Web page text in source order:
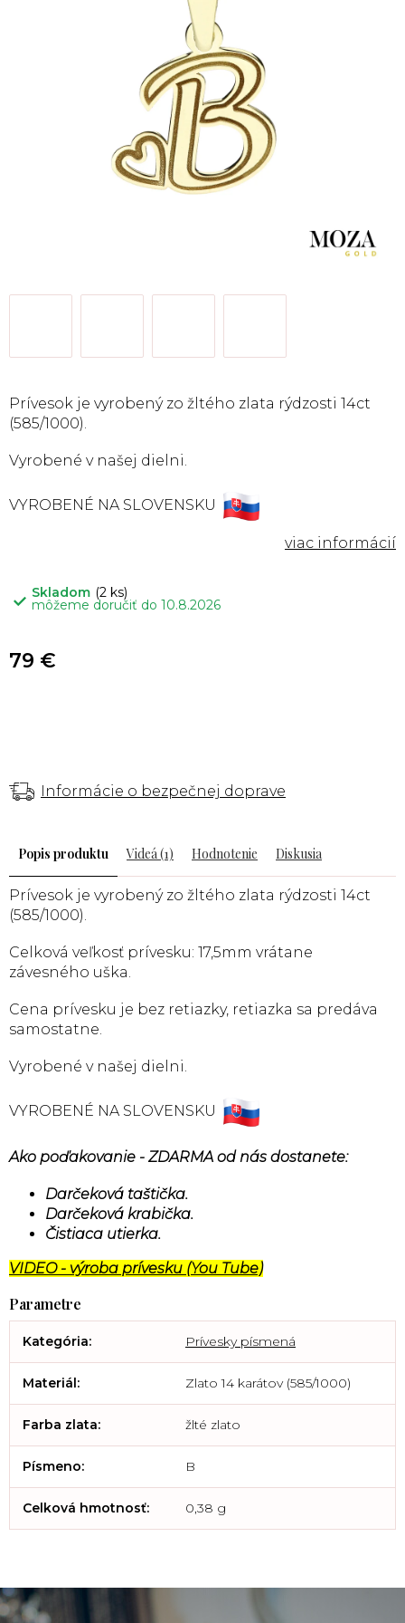
Skladom (2 ks)
môžeme doručiť do 10.8.2026
Prívesok je vyrobený zo žltého zlata rýdzosti 14ct
(585/1000).
Vyrobené v našej dielni.
VYROBENÉ NA SLOVENSKU
Informácie o bezpečnej doprave
79 €
Popis Videá (1) Hodnotenie Diskusia
Prívesok je vyrobený zo žltého zlata rýdzosti 14ct
(585/1000).
Celková veľkosť prívesku: 17,5mm vrátane
závesného uška.
Cena prívesku je bez retiazky, retiazka sa predáva
samostatne.
Vyrobené v našej dielni.
VYROBENÉ NA SLOVENSKU
Ako poďakovanie - ZDARMA od nás dostanete:
Darčeková taštička.
Darčeková krabička.
Čistiaca utierka.
VIDEO - výroba prívesku (You Tube)
Kategória: Prívesky písmená
Materiál: Zlato 14 karátov (585/1000)
Farba zlata: žlté zlato
Písmeno: B
Celková hmotnosť: 0,38 g